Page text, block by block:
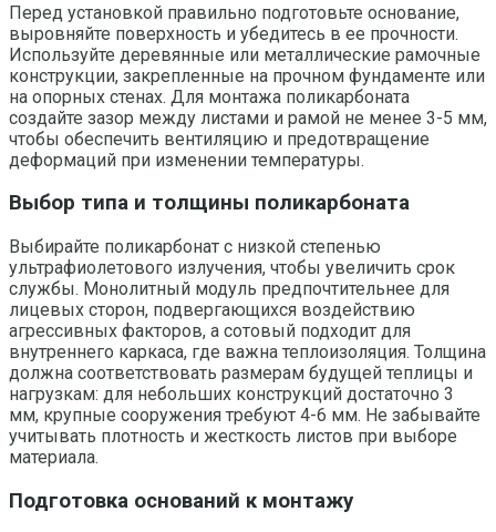
Перед установкой правильно подготовьте основание,
выровняйте поверхность и убедитесь в ее прочности.
Используйте деревянные или металлические рамочные
конструкции, закрепленные на прочном фундаменте или
на опорных стенах. Для монтажа поликарбоната
создайте зазор между листами и рамой не менее 3-5 мм,
чтобы обеспечить вентиляцию и предотвращение
деформаций при изменении температуры.
Выбор типа и толщины поликарбоната
Выбирайте поликарбонат с низкой степенью
ультрафиолетового излучения, чтобы увеличить срок
службы. Монолитный модуль предпочтительнее для
лицевых сторон, подвергающихся воздействию
агрессивных факторов, а сотовый подходит для
внутреннего каркаса, где важна теплоизоляция. Толщина
должна соответствовать размерам будущей теплицы и
нагрузкам: для небольших конструкций достаточно 3
мм, крупные сооружения требуют 4-6 мм. Не забывайте
учитывать плотность и жесткость листов при выборе
материала.
Подготовка оснований к монтажу